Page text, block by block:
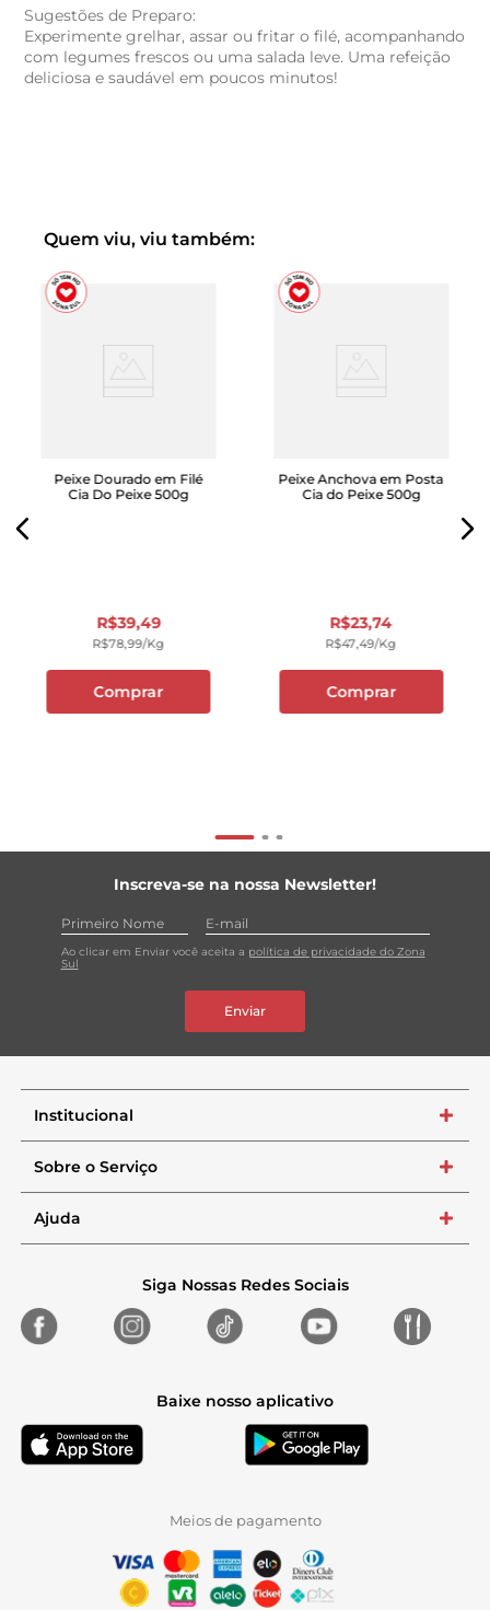
Sugestões de Preparo:
Experimente grelhar, assar ou fritar o filé, acompanhando
com legumes frescos ou uma salada leve. Uma refeição
deliciosa e saudável em poucos minutos!
Quem viu, viu também:
Peixe Dourado em Filé
Cia Do Peixe 500g
R$39,49
R$78,99/kg
Comprar
Peixe Anchova em Posta
Cia do Peixe 500g
R$23,74
R$47,49/kg
Comprar
Inscreva-se na nossa Newsletter!
Ao clicar em Enviar você aceita a política de privacidade do Zona
Sul
Enviar
Institucional +
Sobre o Serviço +
Ajuda +
Siga Nossas Redes Sociais
Baixe nosso aplicativo
Meios de pagamento